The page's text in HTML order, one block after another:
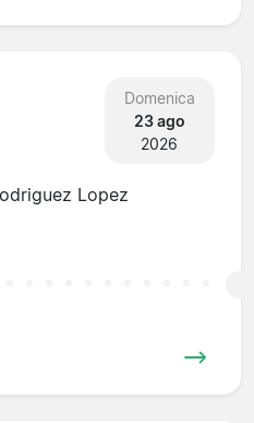
Domenica
23 ago
2026
Lopez